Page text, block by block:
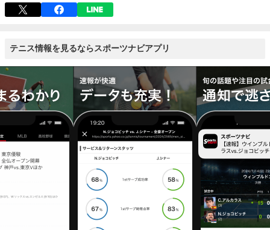
テニス情報を見るならスポーツナビアプリ